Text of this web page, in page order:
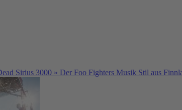
Sirius 3000 » Der Foo Fighters Musik Stil aus